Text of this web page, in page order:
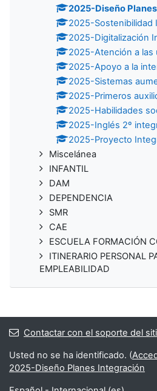
2025-Diseño
2025-Sostenibilidad
2025-Digitalización
2025-Atención a las
2025-Apoyo a la
2025-Sistemas
2025-Primeros
2025-Habilidades
2025-Inglés 2º
2025-Proyecto
Miscelánea
INFANTIL
DAM
DEPENDENCIA
SMR
CAE
ESCUELA FORMACIÓN
ITINERARIO PERSONAL
EMPLEABILIDAD
Contactar con el soporte del
Usted no se ha identificado. (
2025-Diseño Planes Integración